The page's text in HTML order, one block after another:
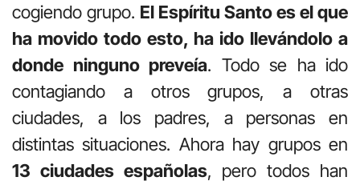
cogiendo grupo. El Espíritu Santo es el que
ha movido todo esto, ha ido llevándolo a
donde ninguno preveía. Todo se ha ido
contagiando a otros grupos, a otras
ciudades, a los padres, a personas en
distintas situaciones. Ahora hay grupos en
13 ciudades españolas, pero todos han